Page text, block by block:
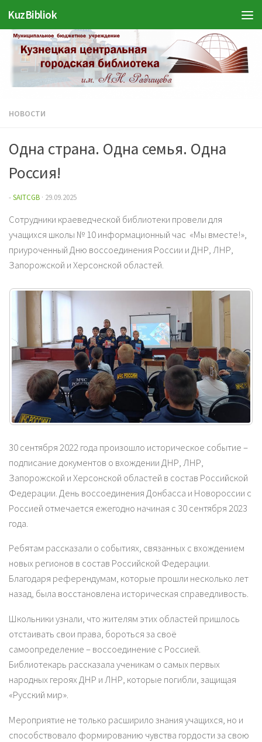
Перейти к содержимому
KuzBibliok
НОВОСТИ
Одна страна. Одна семья. Одна
Россия!
-SAITCGB · 29.09.2025
Сотрудники краеведческой библиотеки провели для
учащихся школы № 10 информационный час «Мы вместе!»,
приуроченный Дню воссоединения России и ДНР, ЛНР,
Запорожской и Херсонской областей.
30 сентября 2022 года произошло историческое событие –
подписание документов о вхождении ДНР, ЛНР,
Запорожской и Херсонской областей в состав Российской
Федерации. День воссоединения Донбасса и Новороссии с
Россией отмечается ежегодно начиная с 30 сентября 2023
года.
Ребятам рассказали о событиях, связанных с вхождением
новых регионов в состав Российской Федерации.
Благодаря референдумам, которые прошли несколько лет
назад, была восстановлена историческая справедливость.
Школьники узнали, что жителям этих областей пришлось
отстаивать свои права, бороться за своё
самоопределение – воссоединение с Россией.
Библиотекарь рассказала ученикам о самых первых
народных героях ДНР и ЛНР, которые погибли, защищая
«Русский мир».
Мероприятие не только расширило знания учащихся, но и
способствовало формированию чувства гордости за свою